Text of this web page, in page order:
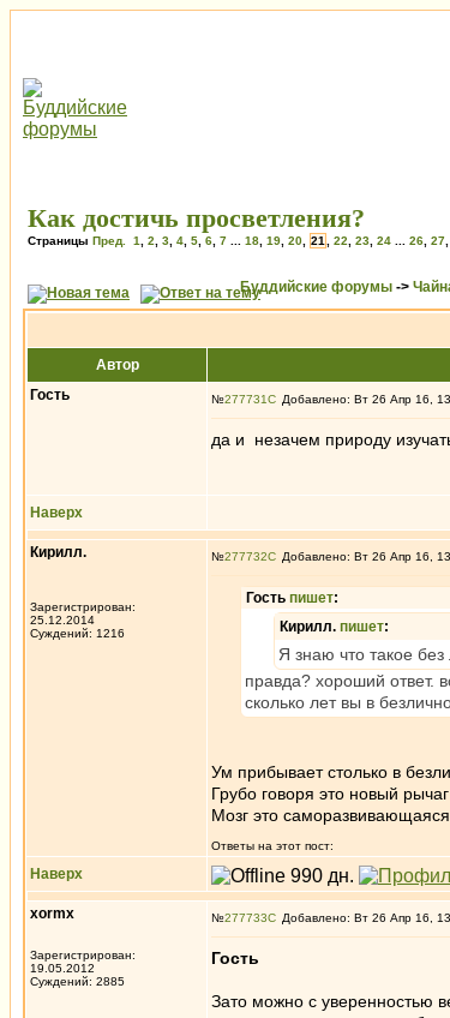
Как достичь просветления?
Страницы Пред. 1 2 3 4 5 6 7 18 19 20 21 22 23 24 26 27
Буддийские форумы ->
Автор
Гость
№277731 Добавлено: Вт 26 Апр 16,
да и незачем природу
Наверх
Кирилл.
Зарегистрирован:
25.12.2014
Суждений: 1216
№277732 Добавлено: Вт 26 Апр 16,
Гость пишет:
Кирилл. пишет:
Я знаю что такое
правда? хороший ответ.
сколько лет вы в
Ум прибывает столько в
Грубо говоря это новый
Мозг это
Ответы на этот пост:
Наверх
xormx
Зарегистрирован:
19.05.2012
Суждений: 2885
№277733 Добавлено: Вт 26 Апр 16,
Гость
Зато можно с уверенностью